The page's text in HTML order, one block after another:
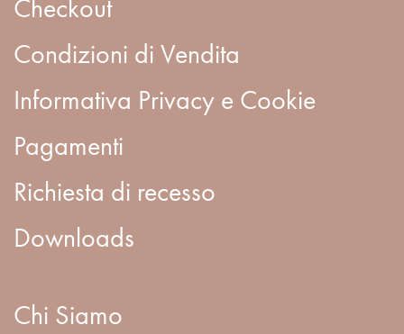
Checkout
Condizioni di Vendita
Informativa Privacy e Cookie
Pagamenti
Richiesta di recesso
Downloads
Chi Siamo